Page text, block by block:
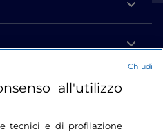
all'utilizzo
tecnici e di profilazione
Chiudi